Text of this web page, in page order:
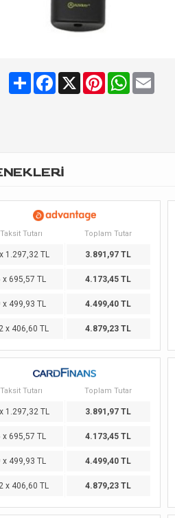
ShareFacebook
X PinterestWhatsApp
Email
Taksit Tutarı Toplam Tutar
1.297,32 TL 3.891,97 TL
x 695,57 TL 4.173,45 TL
x 499,93 TL 4.499,40 TL
x 406,60 TL 4.879,23 TL
Taksit Tutarı Toplam Tutar
1.297,32 TL 3.891,97 TL
x 695,57 TL 4.173,45 TL
x 499,93 TL 4.499,40 TL
x 406,60 TL 4.879,23 TL